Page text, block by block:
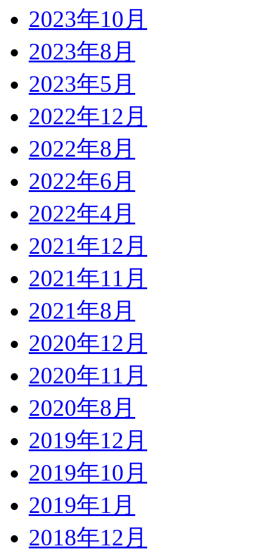
2023年10月
2023年8月
2023年5月
2022年12月
2022年8月
2022年6月
2022年4月
2021年12月
2021年11月
2021年8月
2020年12月
2020年11月
2020年8月
2019年12月
2019年10月
2019年1月
2018年12月